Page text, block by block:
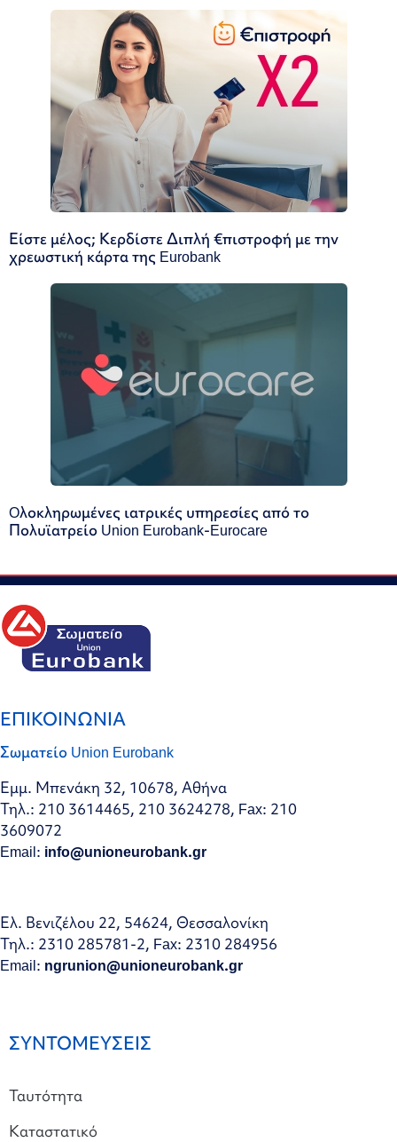
Είστε μέλος; Κερδίστε Διπλή €πιστροφή με την
χρεωστική κάρτα της Eurobank
Oλοκληρωμένες ιατρικές υπηρεσίες από το
Πολυϊατρείο Union Eurobank-Eurocare
ΕΠΙΚΟΙΝΩΝΙΑ
Σωματείο Union Eurobank
Εμμ. Μπενάκη 32, 10678, Αθήνα
Τηλ.: 210 3614465, 210 3624278, Fax: 210
3609072
Email: info@unioneurobank.gr
Ελ. Βενιζέλου 22, 54624, Θεσσαλονίκη
Τηλ.: 2310 285781-2, Fax: 2310 284956
Email: ngrunion@unioneurobank.gr
ΣΥΝΤΟΜΕΥΣΕΙΣ
Ταυτότητα
Καταστατικό